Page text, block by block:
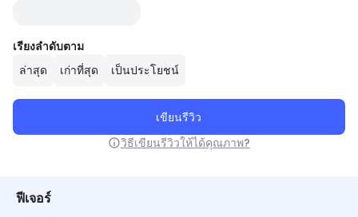
เรียงลำดับตาม
ล่าสุด
เก่าที่สุด เป็นประโยชน์
เขียนรีวิว
วิธีเขียนรีวิวให้ได้คุณภาพ?
ฟีเจอร์